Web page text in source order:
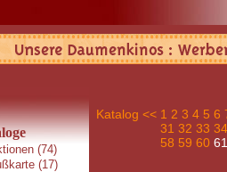
(74)
(17)
Katalog << 1 2 3 4 5 6
31 32 33 34
58 59 60